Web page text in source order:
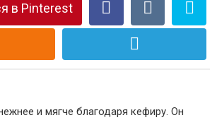
в Pinterest
и мягче благодаря кефиру. Он